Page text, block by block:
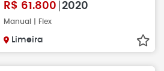
R$ 61.800 2020
Manual | Flex
Limeira